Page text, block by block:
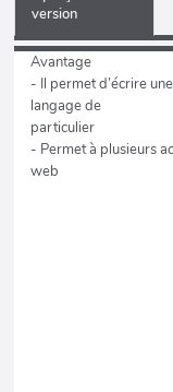
version